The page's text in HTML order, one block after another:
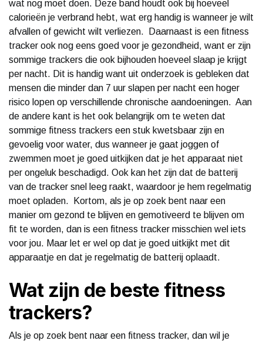
wat nog moet doen. Deze band houdt ook bij hoeveel
calorieën je verbrand hebt, wat erg handig is wanneer je wilt
afvallen of gewicht wilt verliezen. Daarnaast is een fitness
tracker ook nog eens goed voor je gezondheid, want er zijn
sommige trackers die ook bijhouden hoeveel slaap je krijgt
per nacht. Dit is handig want uit onderzoek is gebleken dat
mensen die minder dan 7 uur slapen per nacht een hoger
risico lopen op verschillende chronische aandoeningen. Aan
de andere kant is het ook belangrijk om te weten dat
sommige fitness trackers een stuk kwetsbaar zijn en
gevoelig voor water, dus wanneer je gaat joggen of
zwemmen moet je goed uitkijken dat je het apparaat niet
per ongeluk beschadigd. Ook kan het zijn dat de batterij
van de tracker snel leeg raakt, waardoor je hem regelmatig
moet opladen. Kortom, als je op zoek bent naar een
manier om gezond te blijven en gemotiveerd te blijven om
fit te worden, dan is een fitness tracker misschien wel iets
voor jou. Maar let er wel op dat je goed uitkijkt met dit
apparaatje en dat je regelmatig de batterij oplaadt.
Wat zijn de beste fitness
trackers?
Als je op zoek bent naar een fitness tracker, dan wil je